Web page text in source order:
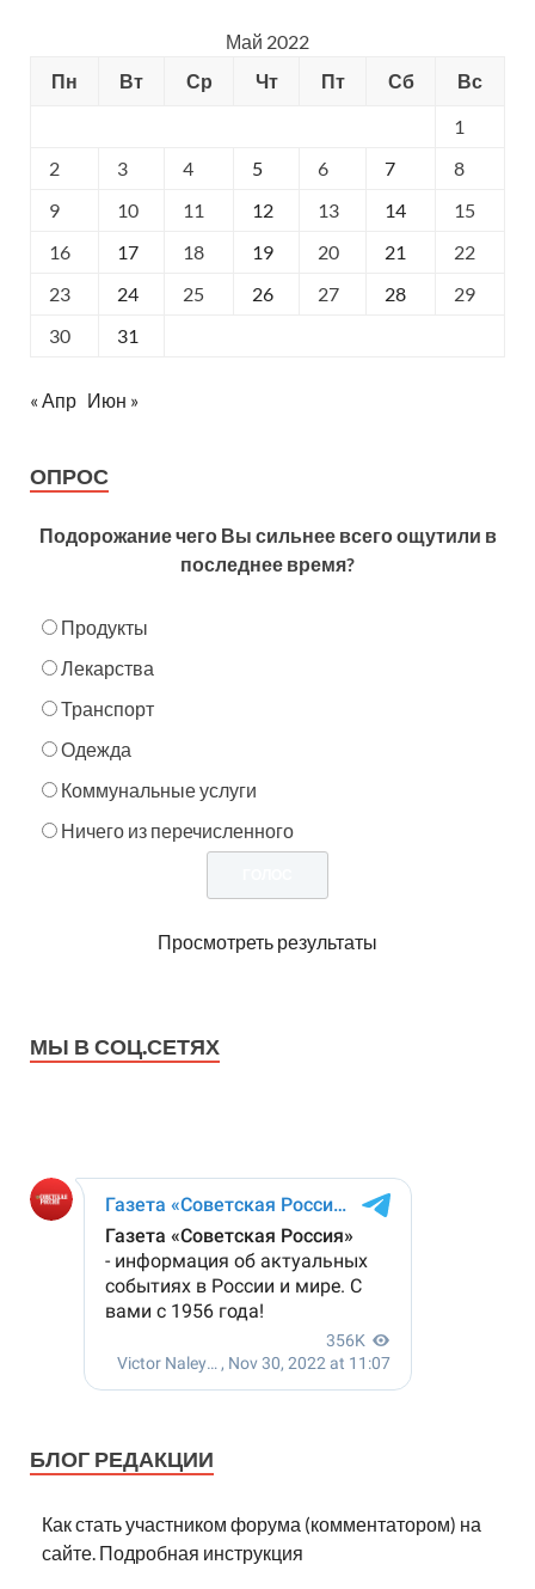
Май 2022
Пн
Вт Ср Чт Пт Сб
Вс
1
2
3 4 5 6 7
8
9
10 11 12 13 14
15
16
17 18 19 20 21
22
23
24 25 26 27 28
29
30
31
« Апр Июн »
ОПРОС
Подорожание чего Вы сильнее всего ощутили в
последнее время?
Продукты
Лекарства
Транспорт
Одежда
Коммунальные услуги
Ничего из перечисленного
Просмотреть результаты
МЫ В СОЦ.СЕТЯХ
БЛОГ РЕДАКЦИИ
Как стать участником форума (комментатором) на
сайте. Подробная инструкция